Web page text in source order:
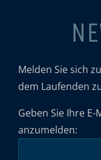
Melden Sie sich
dem Laufenden
Geben Sie Ihre
anzumelden: